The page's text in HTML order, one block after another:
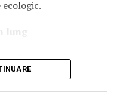
ale activității
economia de costuri.